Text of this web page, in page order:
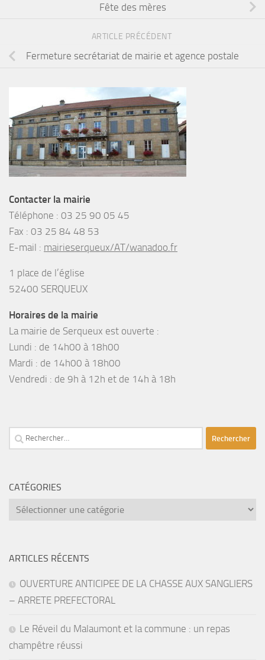
Fête des mères
ARTICLE PRÉCÉDENT
Fermeture secrétariat de mairie et agence postale
Contacter la mairie
Téléphone : 03 25 90 05 45
Fax : 03 25 84 48 53
E-mail : mairieserqueux/AT/wanadoo.fr
1 place de l’église
52400 SERQUEUX
Horaires de la mairie
La mairie de Serqueux est ouverte :
Lundi : de 14h00 à 18h00
Mardi : de 14h00 à 18h00
Vendredi : de 9h à 12h et de 14h à 18h
Rechercher :
CATÉGORIES
catégories
ARTICLES RÉCENTS
OUVERTURE ANTICIPEE DE LA CHASSE AUX SANGLIERS
– ARRETE PREFECTORAL
Le Réveil du Malaumont et la commune : un repas
champêtre réussi